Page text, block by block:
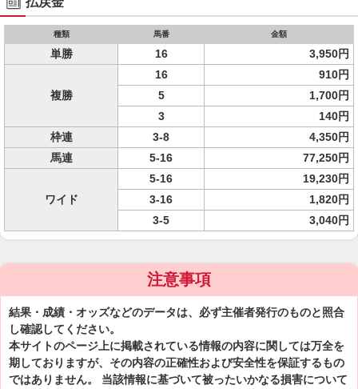
種類 馬番 金額
単勝 16 3,950円
複勝
16
910円
5
1,700円
3
140円
枠連
3-8
4,350円
馬連
5-16 77,250円
ワイド
5-16
19,230円
3-16
1,820円
3-5
3,040円
注意事項
結果・成績・オッズなどのデータは、必ず主催者発行のものと照合
し確認してください。
本サイトのページ上に掲載されている情報の内容に関しては万全を
期しておりますが、その内容の正確性および安全性を保証するもの
ではありません。 当該情報に基づいて被ったいかなる損害について